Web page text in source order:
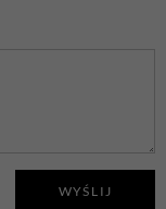
WYŚLIJ